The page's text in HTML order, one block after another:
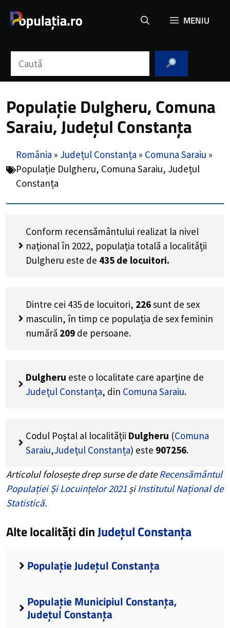
MENIU
Populație Dulgheru, Comuna
Saraiu, Județul Constanța
România » Județul Constanța » Comuna Saraiu »
Populație Dulgheru, Comuna Saraiu, Județul
Constanța
Conform recensământului realizat la nivel
național în 2022, populația totală a localității
Dulgheru este de 435 de locuitori.
Dintre cei 435 de locuitori, 226sunt de sex
masculin, în timp ce populația de sex feminin
numără 209 de persoane.
Dulgheru este o localitate care aparține de
Județul Constanța, din Comuna Saraiu.
Codul Poștal al localității Dulgheru (Comuna
Saraiu,Județul Constanța) este 907256.
Articolul folosește drep surse de dateRecensământul
Populației Și Locuințelor 2021 șiInstitutul Național de
Statistică.
Alte localități dinJudețul Constanța
Populație Județul Constanța
Populație Municipiul Constanța,
Județul Constanța